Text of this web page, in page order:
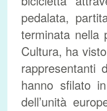
pedalata,
terminata nella
Cultura, ha
rappresentanti
hanno sfilato
dell’unità